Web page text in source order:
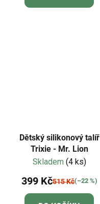
Dětský silikonový talíř
Trixie - Mr. Lion
Skladem (4 ks)
399 Kč515 Kč(–22 %)